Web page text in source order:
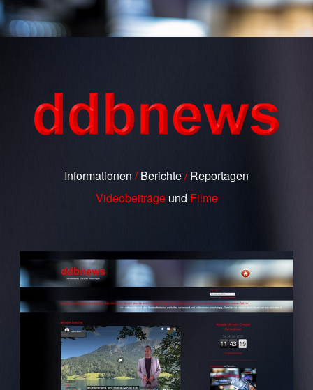
Informationen /Berichte/Reportagen
Videobeiträge und Filme